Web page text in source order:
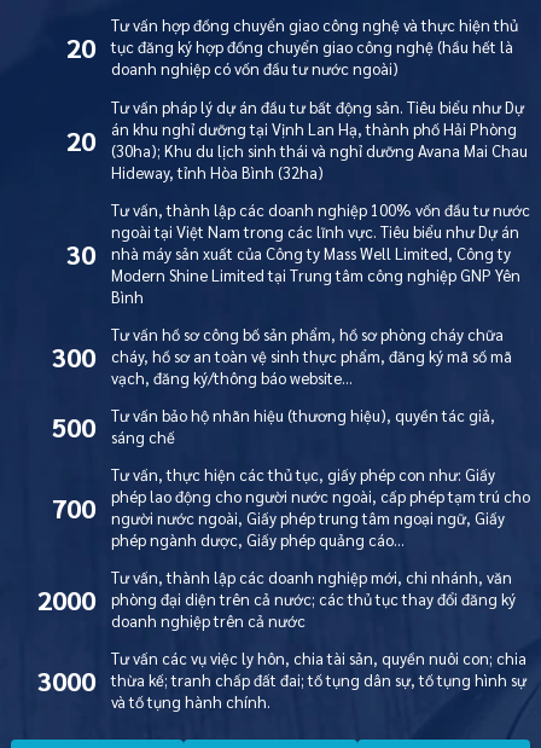
20
Tư vấn hợp đồng chuyển giao công nghệ và thực hiện thủ
tục đăng ký hợp đồng chuyển giao công nghệ (hầu hết là
doanh nghiệp có vốn đầu tư nước ngoài)
20
Tư vấn pháp lý dự án đầu tư bất động sản. Tiêu biểu như Dự
án khu nghỉ dưỡng tại Vịnh Lan Hạ, thành phố Hải Phòng
(30ha); Khu du lịch sinh thái và nghỉ dưỡng Avana Mai Chau
Hideway, tỉnh Hòa Bình (32ha)
30
Tư vấn, thành lập các doanh nghiệp 100% vốn đầu tư nước
ngoài tại Việt Nam trong các lĩnh vực. Tiêu biểu như Dự án
nhà máy sản xuất của Công ty Mass Well Limited, Công ty
Modern Shine Limited tại Trung tâm công nghiệp GNP Yên
Bình
300
Tư vấn hồ sơ công bố sản phẩm, hồ sơ phòng cháy chữa
cháy, hồ sơ an toàn vệ sinh thực phẩm, đăng ký mã số mã
vạch, đăng ký/thông báo website…
500
Tư vấn bảo hộ nhãn hiệu (thương hiệu), quyền tác giả,
sáng chế
700
Tư vấn, thực hiện các thủ tục, giấy phép con như: Giấy
phép lao động cho người nước ngoài, cấp phép tạm trú cho
người nước ngoài, Giấy phép trung tâm ngoại ngữ, Giấy
phép ngành dược, Giấy phép quảng cáo…
2000
Tư vấn, thành lập các doanh nghiệp mới, chi nhánh, văn
phòng đại diện trên cả nước; các thủ tục thay đổi đăng ký
doanh nghiệp trên cả nước
3000
Tư vấn các vụ việc ly hôn, chia tài sản, quyền nuôi con; chia
thừa kế; tranh chấp đất đai; tố tụng dân sự, tố tụng hình sự
và tố tụng hành chính.